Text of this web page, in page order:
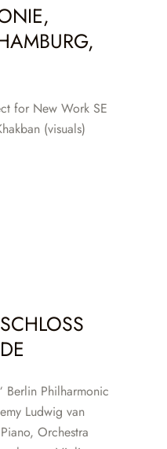
for New Work SE
(visuals)
Berlin Philharmonic
Ludwig van
Orchestra